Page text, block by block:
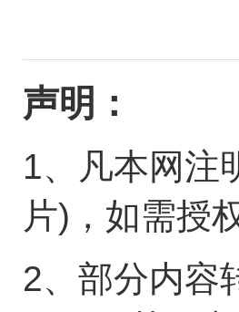
声明：
1、凡本网注
片)，如需授
2、部分内容